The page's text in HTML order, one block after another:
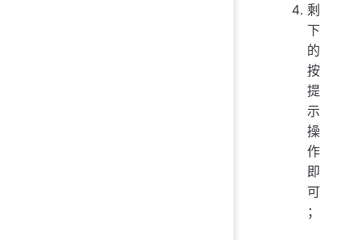
剩
下
的
按
提
示
操
作
即
可
；